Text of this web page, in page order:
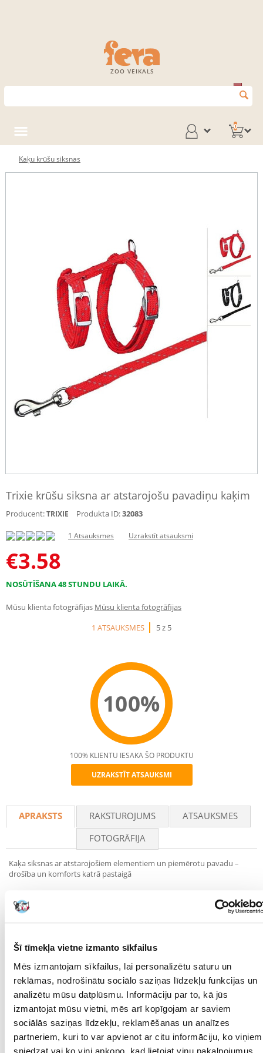
Šī tīmekļa vietne izmanto sīkfailus
Mēs izmantojam sīkfailus, lai personalizētu saturu un
reklāmas, nodrošinātu sociālo saziņas līdzekļu funkcijas un
analizētu mūsu datplūsmu. Informāciju par to, kā jūs
izmantojat mūsu vietni, mēs arī kopīgojam ar saviem
sociālās saziņas līdzekļu, reklamēšanas un analīzes
partneriem, kuri to var apvienot ar citu informāciju, ko viņiem
sniedzat vai ko viņi apkopo, kad lietojat viņu pakalpojumus.
ZOO VEIKALS
0
Kaķu krūšu siksnas
Trixie krūšu siksna ar atstarojošu pavadiņu kaķim
Producent:TRIXIE Produkta ID:32083
1 Atsauksmes Uzrakstīt atsauksmi
€3.58
NOSŪTĪŠANA 48 STUNDU LAIKĀ.
Mūsu klienta fotogrāfijas Mūsu klienta fotogrāfijas
1 ATSAUKSMES
5 z 5
100%
Recommend
100% KLIENTU IESAKA ŠO PRODUKTU
UZRAKSTĪT ATSAUKSMI
APRAKSTS RAKSTUROJUMS
ATSAUKSMES
FOTOGRĀFIJA
Kaķa siksnas ar atstarojošiem elementiem un piemērotu pavadu –
drošība un komforts katrā pastaigā
praktiskas un ērtas siksnas ar atstarojošiem elementiem, kas aprīkotas
ar piemērotu 1,2 m garu pavadu. Komplekts ir izgatavots no izturīgas,
regulējamas lentes, kas ļauj to viegli un precīzi pielāgot kaķa izmēram –
labu redzamību pēc krēsla iestāšanās vai vājā apgaismojumā. Tas ir
īpaši svarīgi pastaigās pie noslogotām ielām vai tumšākās dārza vietās.
Izturīgas metāla sprādzes palielina izturību un lietošanas drošību,
nodrošinot stabilu aizdari pat pie straujākiem kaķa kustībām.
Komplekts ir pieejams dažādās krāsās – tiek nosūtīts nejauši izvēlēts –,
kas piešķir tam pievilcību un šarmu.